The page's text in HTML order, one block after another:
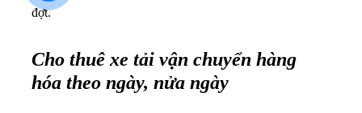
đợt.
Cho thuê xe tải vận chuyển hàng
hóa theo ngày, nửa ngày